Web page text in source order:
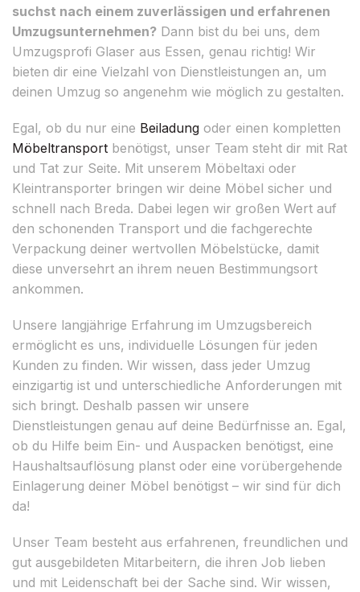
suchst nach einem zuverlässigen und erfahrenen
Umzugsunternehmen? Dann bist du bei uns, dem
Umzugsprofi Glaser aus Essen, genau richtig! Wir
bieten dir eine Vielzahl von Dienstleistungen an, um
deinen Umzug so angenehm wie möglich zu gestalten.
Egal, ob du nur eine Beiladung oder einen kompletten
Möbeltransport benötigst, unser Team steht dir mit Rat
und Tat zur Seite. Mit unserem Möbeltaxi oder
Kleintransporter bringen wir deine Möbel sicher und
schnell nach Breda. Dabei legen wir großen Wert auf
den schonenden Transport und die fachgerechte
Verpackung deiner wertvollen Möbelstücke, damit
diese unversehrt an ihrem neuen Bestimmungsort
ankommen.
Unsere langjährige Erfahrung im Umzugsbereich
ermöglicht es uns, individuelle Lösungen für jeden
Kunden zu finden. Wir wissen, dass jeder Umzug
einzigartig ist und unterschiedliche Anforderungen mit
sich bringt. Deshalb passen wir unsere
Dienstleistungen genau auf deine Bedürfnisse an. Egal,
ob du Hilfe beim Ein- und Auspacken benötigst, eine
Haushaltsauflösung planst oder eine vorübergehende
Einlagerung deiner Möbel benötigst – wir sind für dich
da!
Unser Team besteht aus erfahrenen, freundlichen und
gut ausgebildeten Mitarbeitern, die ihren Job lieben
und mit Leidenschaft bei der Sache sind. Wir wissen,